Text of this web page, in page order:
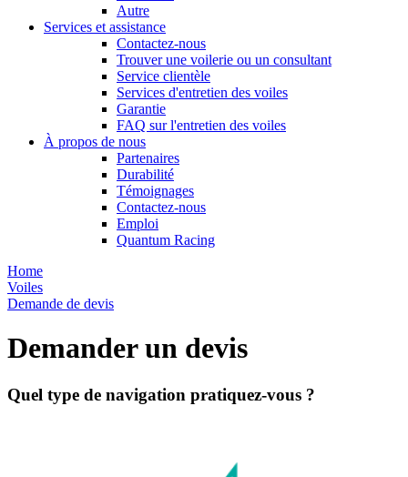
Autre
Services et assistance
Contactez-nous
Trouver une voilerie ou un consultant
Service clientèle
Services d'entretien des voiles
Garantie
FAQ sur l'entretien des voiles
À propos de nous
Partenaires
Durabilité
Témoignages
Contactez-nous
Emploi
Quantum Racing
Home
Voiles
Demande de devis
Demander un devis
Quel type de navigation pratiquez-vous ?